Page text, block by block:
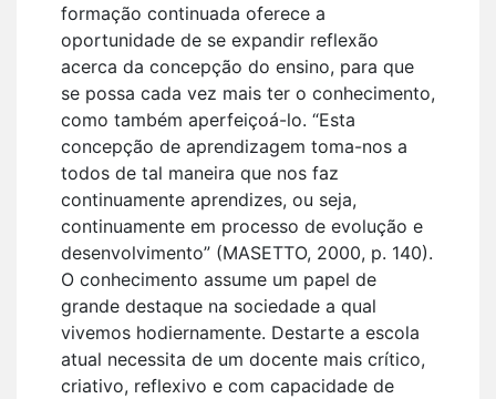
formação continuada oferece a
oportunidade de se expandir reflexão
acerca da concepção do ensino, para que
se possa cada vez mais ter o conhecimento,
como também aperfeiçoá-lo. “Esta
concepção de aprendizagem toma-nos a
todos de tal maneira que nos faz
continuamente aprendizes, ou seja,
continuamente em processo de evolução e
desenvolvimento” (MASETTO, 2000, p. 140).
O conhecimento assume um papel de
grande destaque na sociedade a qual
vivemos hodiernamente. Destarte a escola
atual necessita de um docente mais crítico,
criativo, reflexivo e com capacidade de